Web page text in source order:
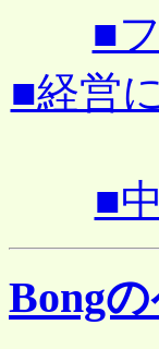
■
■経営
■
Bong